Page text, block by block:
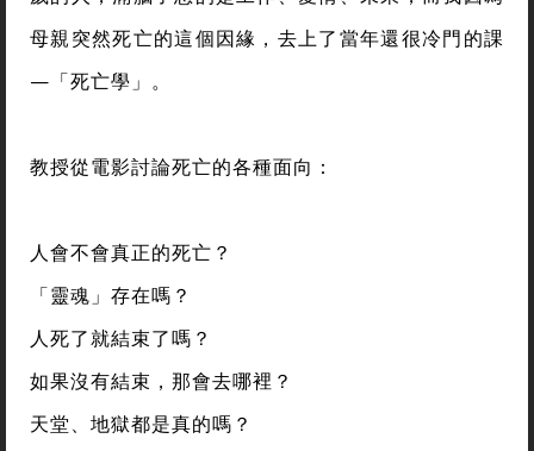
母親突然死亡的這個因緣，去上了當年還很冷門的課
—「死亡學」。
教授從電影討論死亡的各種面向：
人會不會真正的死亡？
「靈魂」存在嗎？
人死了就結束了嗎？
如果沒有結束，那會去哪裡？
天堂、地獄都是真的嗎？